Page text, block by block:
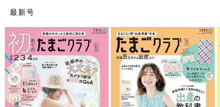
最新号